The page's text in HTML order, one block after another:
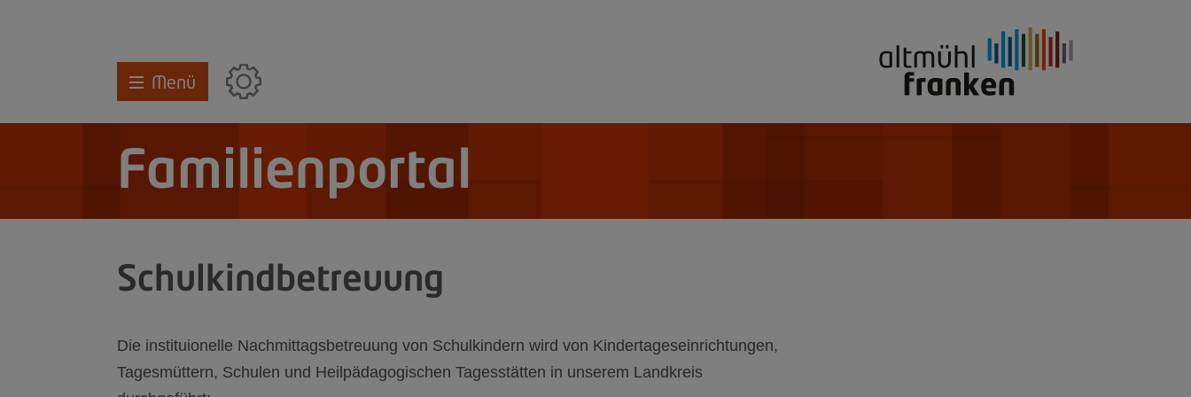
Menü
Familienportal
Schulkindbetreuung
Die instituionelle Nachmittagsbetreuung von Schulkindern wird von Kindertageseinrichtungen,
Tagesmüttern, Schulen und Heilpädagogischen Tagesstätten in unserem Landkreis